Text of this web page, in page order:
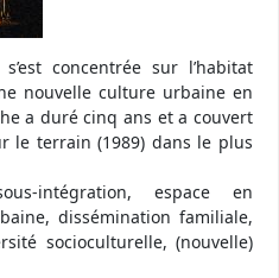
concentrée sur l’habitat
nouvelle culture urbaine en
a duré cinq ans et a couvert
le terrain (1989) dans le plus
intégration, espace en
dissémination familiale,
socioculturelle, (nouvelle)